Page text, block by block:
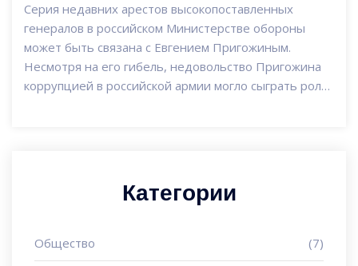
Серия недавних арестов высокопоставленных
генералов в российском Министерстве обороны
может быть связана с Евгением Пригожиным.
Несмотря на его гибель, недовольство Пригожина
коррупцией в российской армии могло сыграть роль
Категории
Общество (7)